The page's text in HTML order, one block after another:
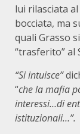
lui rilasciata
bocciata, ma
quali Grasso
“trasferito” al
“Si intuisce”
“che la mafia
interessi…di
istituzionali…”.